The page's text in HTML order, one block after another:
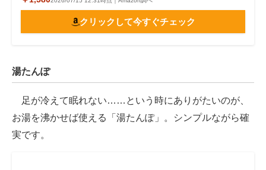
クリックして今すぐチェック
湯たんぽ
足が冷えて眠れない……という時にありがたいのが、
お湯を沸かせば使える「湯たんぽ」。シンプルながら確
実です。